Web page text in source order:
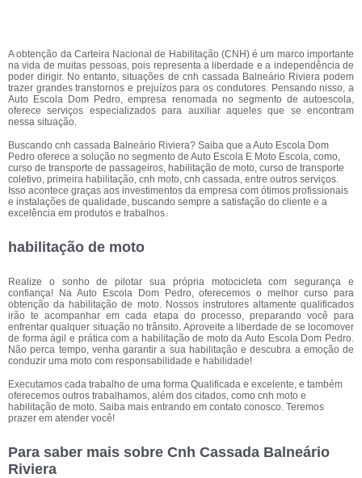
A obtenção da Carteira Nacional de Habilitação (CNH) é um marco importante
na vida de muitas pessoas, pois representa a liberdade e a independência de
poder dirigir. No entanto, situações de cnh cassada Balneário Riviera podem
trazer grandes transtornos e prejuízos para os condutores. Pensando nisso, a
Auto Escola Dom Pedro, empresa renomada no segmento de autoescola,
oferece serviços especializados para auxiliar aqueles que se encontram
nessa situação.
Buscando cnh cassada Balneário Riviera? Saiba que a Auto Escola Dom
Pedro oferece a solução no segmento de Auto Escola E Moto Escola, como,
curso de transporte de passageiros, habilitação de moto, curso de transporte
coletivo, primeira habilitação, cnh moto, cnh cassada, entre outros serviços.
Isso acontece graças aos investimentos da empresa com ótimos profissionais
e instalações de qualidade, buscando sempre a satisfação do cliente e a
excelência em produtos e trabalhos.
habilitação de moto
Realize o sonho de pilotar sua própria motocicleta com segurança e
confiança! Na Auto Escola Dom Pedro, oferecemos o melhor curso para
obtenção da habilitação de moto. Nossos instrutores altamente qualificados
irão te acompanhar em cada etapa do processo, preparando você para
enfrentar qualquer situação no trânsito. Aproveite a liberdade de se locomover
de forma ágil e prática com a habilitação de moto da Auto Escola Dom Pedro.
Não perca tempo, venha garantir a sua habilitação e descubra a emoção de
conduzir uma moto com responsabilidade e habilidade!
Executamos cada trabalho de uma forma Qualificada e excelente, e também
oferecemos outros trabalhamos, além dos citados, como cnh moto e
habilitação de moto. Saiba mais entrando em contato conosco. Teremos
prazer em atender você!
Para saber mais sobre Cnh Cassada Balneário
Riviera